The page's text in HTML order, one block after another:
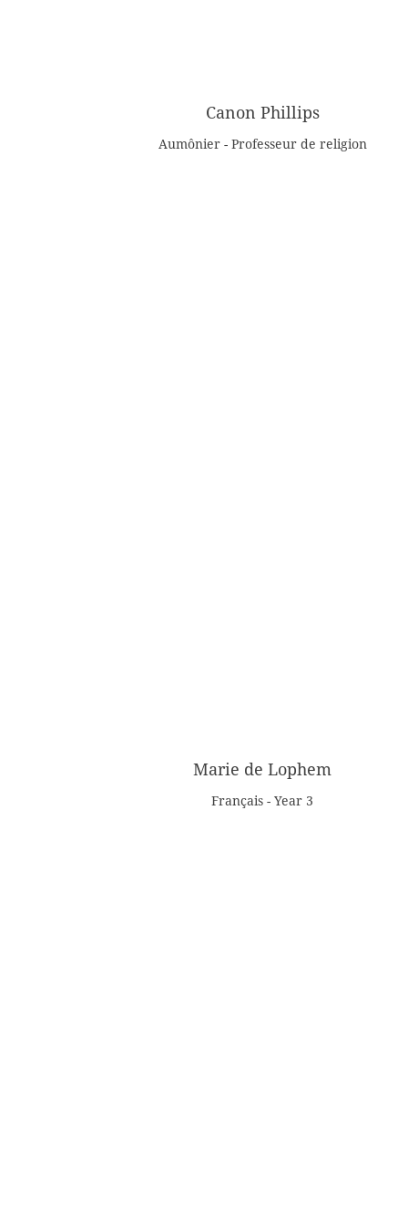
Canon Phillips
Aumônier - Professeur de religion
Marie de Lophem
Français - Year 3